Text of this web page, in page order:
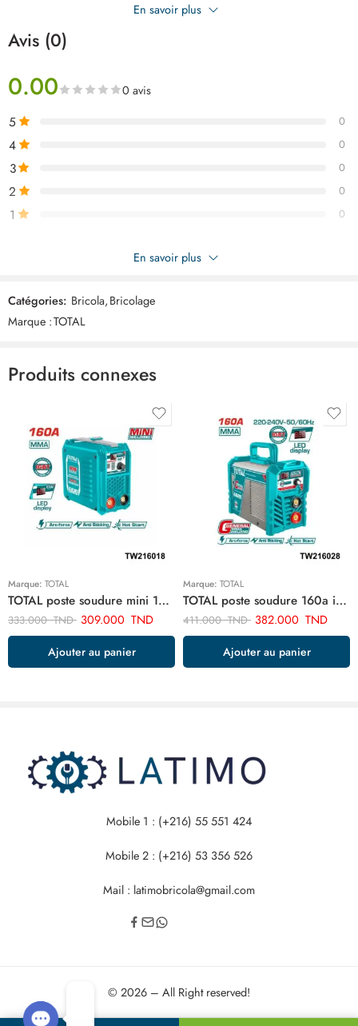
Épaisseur du couvercle en aluminium : 1 mm
En savoir plus
Avis (0)
0.00 0 avis
5 0
4 0
3 0
2 0
1 0
Soyez le premier à donner votre avis sur “TOTAL niveau eau 40cm
TMT24036”
Commentaires
Il n'y a pas encore de critiques.
En savoir plus
Catégories: Bricola,Bricolage
Marque :TOTAL
Produits connexes
Marque: TOTAL
TOTAL poste soudure mini 160a TW216018
333.000TND 309.000 TND
Ajouter au panier
Marque: TOTAL
TOTAL poste soudure 160a inverter TW216028
411.000TND 382.000 TND
Ajouter au panier
Mobile 1 : (+216) 55 551 424
Mobile 2 : (+216) 53 356 526
Mail : latimobricola@gmail.com
© 2026 – All Right reserved!